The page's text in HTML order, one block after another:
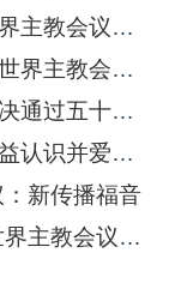
梵蒂冈：犹太教经师被邀请在世界主教会议发言
教宗：在庞贝玫瑰圣母朝圣堂将世界主教会议托付给圣母
梵蒂冈：世界主教会议将投票表决通过五十三项建议
梵蒂冈：世界主教会议愿世人日益认识并爱慕天主圣言
新传播福音
罗马：圣座发表教宗为2008年世界主教会议所写的“上主圣言”劝谕